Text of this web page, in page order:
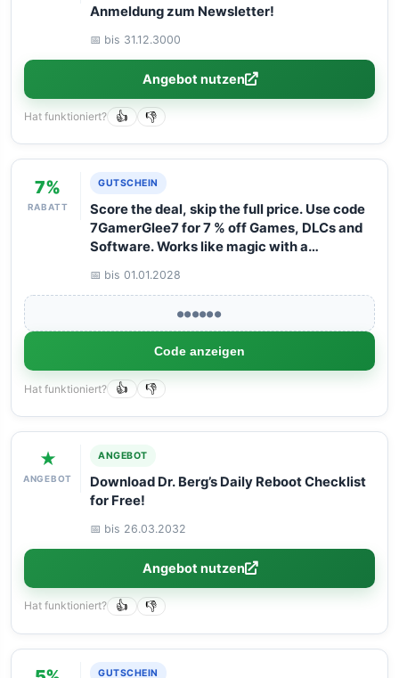
Anmeldung zum Newsletter!
📅 bis 31.12.3000
Angebot nutzen
Hat funktioniert? 👍 👎
7%
RABATT
GUTSCHEIN
Score the deal, skip the full price. Use code
7GamerGlee7 for 7 % off Games, DLCs and
Software. Works like magic with a
📅 bis 01.01.2028
●●●●●●
Code anzeigen
Hat funktioniert? 👍 👎
★
ANGEBOT
ANGEBOT
Download Dr. Berg’s Daily Reboot Checklist
for Free!
📅 bis 26.03.2032
Angebot nutzen
Hat funktioniert? 👍 👎
GUTSCHEIN